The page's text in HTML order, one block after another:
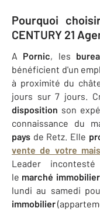
Pourquoi
CENTURY 21
A Pornic, les
bénéficient d'un
à proximité du
jours sur 7 jours.
disposition son
connaissance du
pays de Retz. Elle
vente de votre
Leader
le marché immobilier
lundi au samedi
immobilier